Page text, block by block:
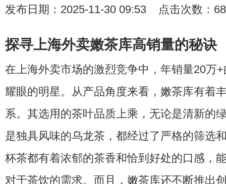
发布日期：2025-11-30 09:53 点击次数：68
探寻上海外卖嫩茶库高销量的秘诀
在上海外卖市场的激烈竞争中，年销量20万
耀眼的明星。从产品角度来看，嫩茶库有着
系。其选用的茶叶品质上乘，无论是清新的
是独具风味的乌龙茶，都经过了严格的筛选
杯茶都有着浓郁的茶香和恰到好处的口感，
对于茶饮的需求。而且，嫩茶库还不断推出